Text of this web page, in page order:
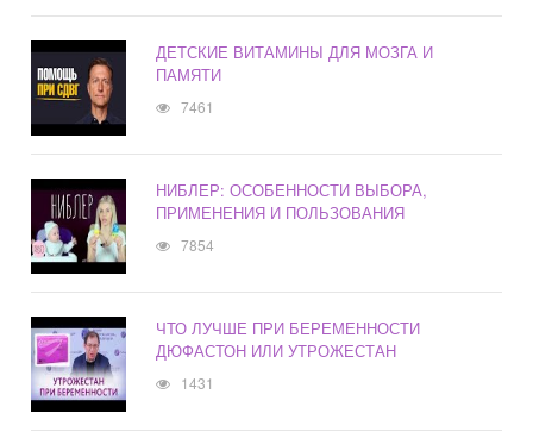
ДЕТСКИЕ ВИТАМИНЫ ДЛЯ МОЗГА И
ПАМЯТИ
7461
НИБЛЕР: ОСОБЕННОСТИ ВЫБОРА,
ПРИМЕНЕНИЯ И ПОЛЬЗОВАНИЯ
7854
ЧТО ЛУЧШЕ ПРИ БЕРЕМЕННОСТИ
ДЮФАСТОН ИЛИ УТРОЖЕСТАН
1431